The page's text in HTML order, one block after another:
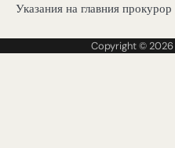
Указания на главния прокурор
Copyright © 2026